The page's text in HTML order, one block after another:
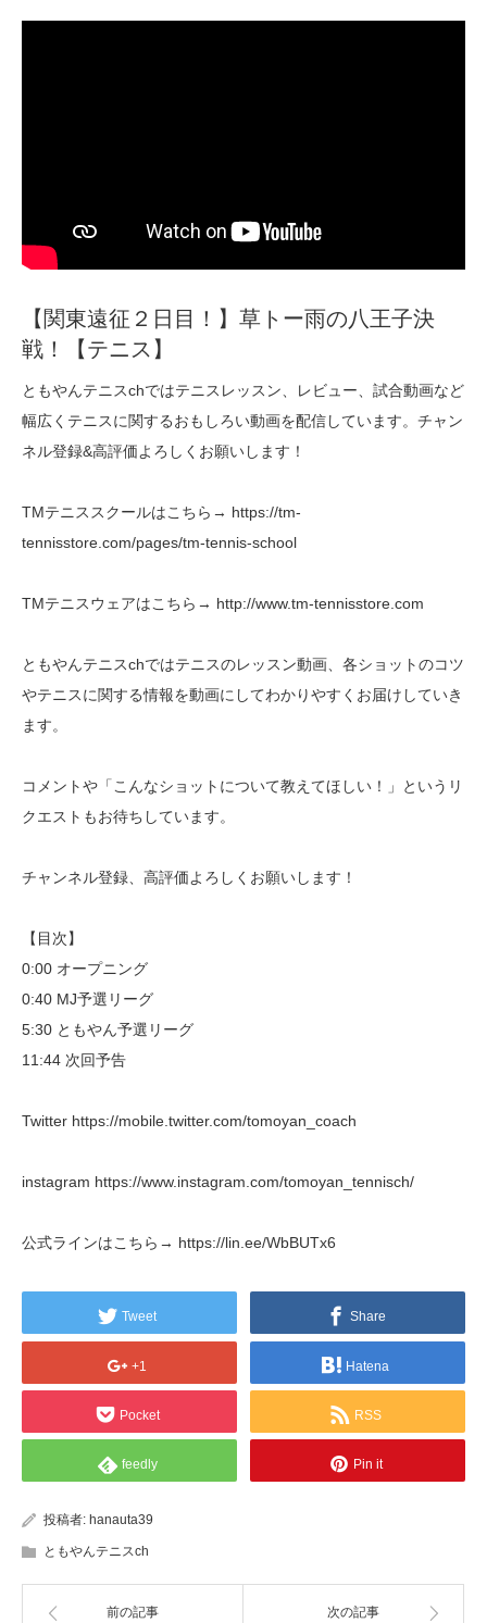
【関東遠征２日目！】草トー雨の八王子決
戦！【テニス】
ともやんテニスchではテニスレッスン、レビュー、試合動画など
幅広くテニスに関するおもしろい動画を配信しています。チャン
ネル登録&高評価よろしくお願いします！
TMテニススクールはこちら→ https://tm-
tennisstore.com/pages/tm-tennis-school
TMテニスウェアはこちら→ http://www.tm-tennisstore.com
ともやんテニスchではテニスのレッスン動画、各ショットのコツ
やテニスに関する情報を動画にしてわかりやすくお届けしていき
ます。
コメントや「こんなショットについて教えてほしい！」というリ
クエストもお待ちしています。
チャンネル登録、高評価よろしくお願いします！
【目次】
0:00 オープニング
0:40 MJ予選リーグ
5:30 ともやん予選リーグ
11:44 次回予告
Twitter https://mobile.twitter.com/tomoyan_coach
instagram https://www.instagram.com/tomoyan_tennisch/
公式ラインはこちら→ https://lin.ee/WbBUTx6
Tweet Share
+1 Hatena
Pocket RSS
feedly Pin it
投稿者: hanauta39
ともやんテニスch
前の記事 次の記事